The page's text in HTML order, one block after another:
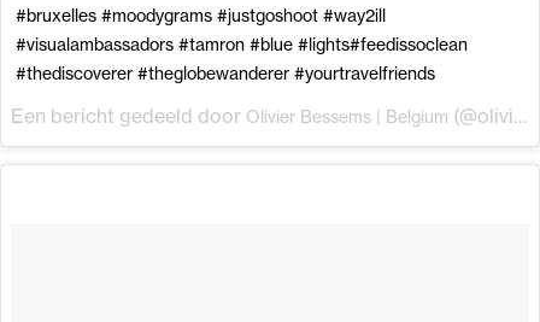
#bruxelles #moodygrams #justgoshoot #way2ill
#visualambassadors #tamron #blue #lights#feedissoclean
#thediscoverer #theglobewanderer #yourtravelfriends
Een bericht gedeeld door Olivier Bessems | Belgium (@olivierbessems) op